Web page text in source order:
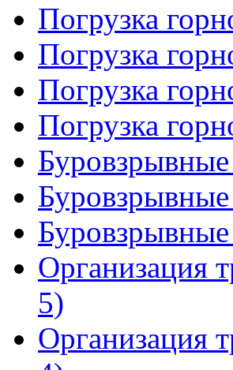
Погрузка
Погрузка
Погрузка
Погрузка
Организация
5)
Организация